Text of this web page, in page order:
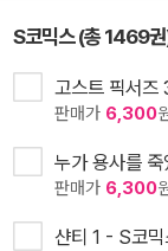
S코믹스 (총 1469
고스트 픽서즈
판매가 6,300
누가 용사를
판매가 6,300
샨티 1 - S코